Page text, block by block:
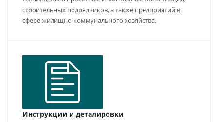
строительных подрядчиков, а также предприятий в
сфере жилищно-коммунального хозяйства.
Инструкции и деталировки